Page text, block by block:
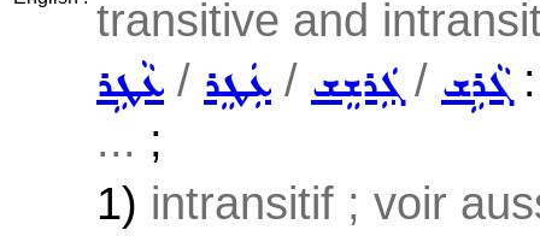
transitive and
ܥܵܛܹܪ / ܥܲܛܸܪ / ܓܲܪܫܸܫ / ܓܵܪܹܫ:
... ;
1) intransitif ; voir